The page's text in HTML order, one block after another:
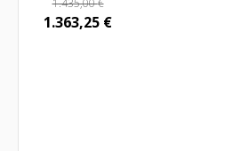
1.435,00€
1.363,25 €